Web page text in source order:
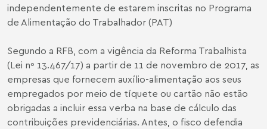
independentemente de estarem inscritas no Programa
de Alimentação do Trabalhador (PAT)
Segundo a RFB, com a vigência da Reforma Trabalhista
(Lei nº 13.467/17) a partir de 11 de novembro de 2017, as
empresas que fornecem auxílio-alimentação aos seus
empregados por meio de tíquete ou cartão não estão
obrigadas a incluir essa verba na base de cálculo das
contribuições previdenciárias. Antes, o fisco defendia